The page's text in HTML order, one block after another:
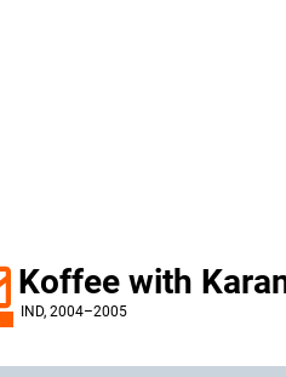
Koffee with
IND, 2004–2005
Serienticker